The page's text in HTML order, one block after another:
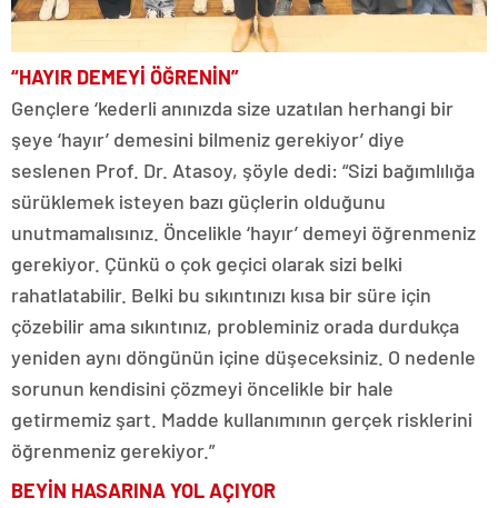
“HAYIR DEMEYİ ÖĞRENİN”
Gençlere ‘kederli anınızda size uzatılan herhangi bir
şeye ‘hayır’ demesini bilmeniz gerekiyor’ diye
seslenen Prof. Dr. Atasoy, şöyle dedi: “Sizi bağımlılığa
sürüklemek isteyen bazı güçlerin olduğunu
unutmamalısınız. Öncelikle ‘hayır’ demeyi öğrenmeniz
gerekiyor. Çünkü o çok geçici olarak sizi belki
rahatlatabilir. Belki bu sıkıntınızı kısa bir süre için
çözebilir ama sıkıntınız, probleminiz orada durdukça
yeniden aynı döngünün içine düşeceksiniz. O nedenle
sorunun kendisini çözmeyi öncelikle bir hale
getirmemiz şart. Madde kullanımının gerçek risklerini
öğrenmeniz gerekiyor.”
BEYİN HASARINA YOL AÇIYOR